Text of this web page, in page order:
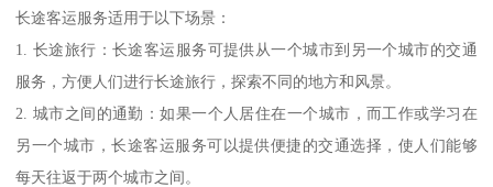
长途客运服务适用于以下场景：
1. 长途旅行：长途客运服务可提供从一个城市到另一个城市的交通
服务，方便人们进行长途旅行，探索不同的地方和风景。
2. 城市之间的通勤：如果一个人居住在一个城市，而工作或学习在
另一个城市，长途客运服务可以提供便捷的交通选择，使人们能够
每天往返于两个城市之间。